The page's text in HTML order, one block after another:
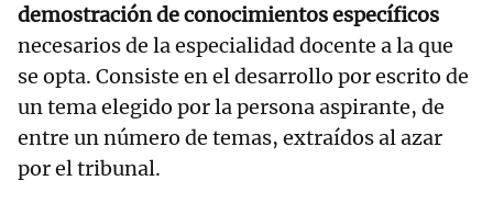
demostración de conocimientos específicos
necesarios de la especialidad docente a la que
se opta. Consiste en el desarrollo por escrito de
un tema elegido por la persona aspirante, de
entre un número de temas, extraídos al azar
por el tribunal.